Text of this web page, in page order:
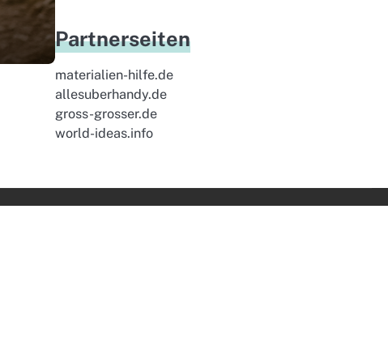
Partnerseiten
materialien-hilfe.de
allesuberhandy.de
gross-grosser.de
world-ideas.info